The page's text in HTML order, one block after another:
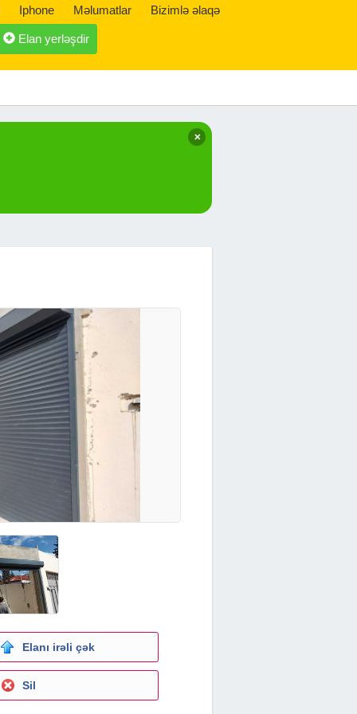
Iphone Məlumatlar Bizimlə əlaqə
Elan yerləşdir
✕
Elanı irəli çək
Sil